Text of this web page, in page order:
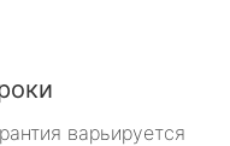
варьируется